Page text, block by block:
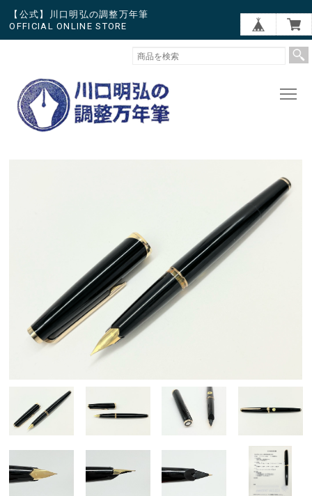
【公式】川口明弘の調整万年筆
OFFICIAL ONLINE STORE